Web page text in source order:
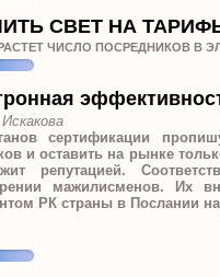
СВЕТ НА
ЧИСЛО ПОСРЕДНИКОВ В
сертификации
и оставить на рынке
репутацией.
мажилисменов. Их
РК страны в Послании